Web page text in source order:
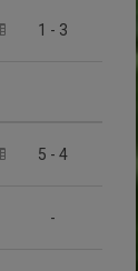
1 - 3
5 - 4
-